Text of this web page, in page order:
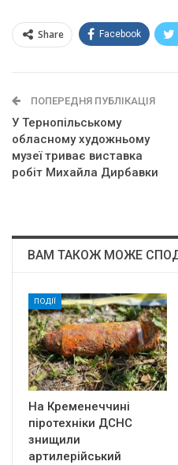
Share Facebook
ПОПЕРЕДНЯ ПУБЛІКАЦІЯ
У Тернопільському
обласному художньому
музеї триває виставка
робіт Михайла Дирбавки
ВАМ ТАКОЖ МОЖЕ
ПОДІЇ
На Кременеччині
піротехніки ДСНС
знищили
артилерійський